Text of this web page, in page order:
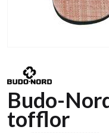
Budo-
tofflor